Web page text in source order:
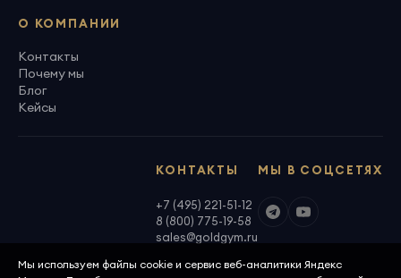
О КОМПАНИИ
Контакты
Почему мы
Блог
Кейсы
МЫ В СОЦСЕТЯХ
КОНТАКТЫ
+7 (495) 221-51-12
8 (800) 775-19-58
sales@goldgym.ru
Мы используем файлы cookie и сервис веб-аналитики Яндекс